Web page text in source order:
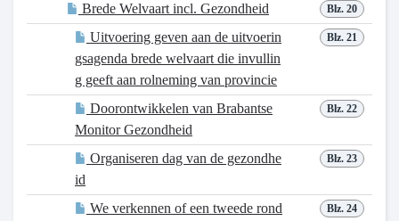
Blz. 20
Brede Welvaart incl. Gezondheid
Blz. 21
Uitvoering geven aan de uitvoerin
gsagenda brede welvaart die invullin
g geeft aan rolneming van provincie
Blz. 22
Doorontwikkelen van Brabantse
Monitor Gezondheid
Blz. 23
Organiseren dag van de gezondhe
id
Blz. 24
We verkennen of een tweede rond